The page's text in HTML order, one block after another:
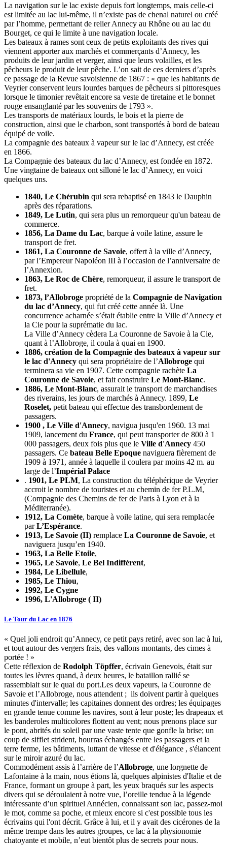
La navigation sur le lac existe depuis fort longtemps, mais celle-ci
est limitée au lac lui-même, il n’existe pas de chenal naturel ou créé
par l’homme, permettant de relier Annecy au Rhône ou au lac du
Bourget, ce qui le limite à une navigation locale.
Les bateaux à rames sont ceux de petits exploitants des rives qui
viennent apporter aux marchés et commerçants d’Annecy, les
produits de leur jardin et verger, ainsi que leurs volailles, et les
pêcheurs le produit de leur pêche. L’on sait de ces derniers d’après
ce passage de la Revue savoisienne de 1867 : « que les habitants de
Veyrier conservent leurs lourdes barques de pêcheurs si pittoresques
lorsque le timonier revêtait encore sa veste de tiretaine et le bonnet
rouge ensanglanté par les souvenirs de 1793 ».
Les transports de matériaux lourds, le bois et la pierre de
construction, ainsi que le charbon, sont transportés à bord de bateau
équipé de voile.
La compagnie des bateaux à vapeur sur le lac d’Annecy, est créée
en 1866.
La Compagnie des bateaux du lac d’Annecy, est fondée en 1872.
Une vingtaine de bateaux ont silloné le lac d’Annecy, en voici
quelques uns.
1840, Le Chérubin qui sera rebaptisé en 1843 le Dauphin
après des réparations.
1849, Le Lutin, qui sera plus un remorqueur qu'un bateau de
commerce.
1856, La Dame du Lac, barque à voile latine, assure le
transport de fret.
1861, La Couronne de Savoie, offert à la ville d’Annecy,
par l’Empereur Napoléon III à l’occasion de l’anniversaire de
l’Annexion.
1863, Le Roc de Chère, remorqueur, il assure le transport de
fret.
1873, l’Allobroge propriété de la Compagnie de Navigation
du lac d’Annecy, qui fut créé cette année là. Une
concurrence acharnée s’était établie entre la Ville d’Annecy et
la Cie pour la suprématie du lac.
La Ville d’Annecy cèdera La Couronne de Savoie à la Cie,
quant à l’Allobroge, il coula à quai en 1900.
1886, création de la Compagnie des bateaux à vapeur sur
le lac d'Annecy qui sera propriétaire de l’Allobroge qui
terminera sa vie en 1907. Cette compagnie rachète La
Couronne de Savoie, et fait construire Le Mont-Blanc.
1886, Le Mont-Blanc, assurait le transport de marchandises
des riverains, les jours de marchés à Annecy. 1899, Le
Roselet, petit bateau qui effectue des transbordement de
passagers.
1900 , Le Ville d'Annecy, navigua jusqu'en 1960. 13 mai
1909, lancement du France, qui peut transporter de 800 à 1
000 passagers, deux fois plus que le Ville d'Annecy 450
passagers. Ce bateau Belle Epoque naviguera fièrement de
1909 à 1971, année à laquelle il coulera par moins 42 m. au
large de l’Impérial Palace
. 1901, Le PLM, La construction du téléphérique de Veyrier
accroit le nombre de touristes et au chemin de fer P.L.M,
(Compagnie des Chemins de fer de Paris à Lyon et à la
Méditerranée).
1912, La Comète, barque à voile latine, qui sera remplacée
parL’Espérance.
1913, Le Savoie (II) remplace La Couronne de Savoie, et
naviguera jusqu’en 1940.
1963, La Belle Etoile,
1965, Le Savoie, Le Bel Indifférent,
1984, Le Libellule,
1985, Le Thiou,
1992, Le Cygne
1996, L'Allobroge ( II)
Le Tour du Lac en 1876
« Quel joli endroit qu’Annecy, ce petit pays retiré, avec son lac à lui,
et tout autour des vergers frais, des vallons montants, des cimes à
portée ! »
Cette réflexion de Rodolph Töpffer, écrivain Genevois, était sur
toutes les lèvres quand, à deux heures, le bataillon rallié se
rassemblait sur le quai du port.Les deux vapeurs, la Couronne de
Savoie et l’Allobroge, nous attendent ; ils doivent partir à quelques
minutes d'intervalle; les capitaines donnent des ordres; les équipages
en grande tenue comme les navires, sont à leur poste; les drapeaux et
les banderoles multicolores flottent au vent; nous prenons place sur
le pont, abrités du soleil par une vaste tente que gonfle la brise; un
coup de sifflet strident, hourras échangés entre les passagers et la
terre ferme, les bâtiments, luttant de vitesse et d'élégance , s'élancent
sur le miroir azuré du lac.
Commodément assis à l’arrière de l’Allobroge, une lorgnette de
Lafontaine à la main, nous étions là, quelques alpinistes d'Italie et de
France, formant un groupe à part, les yeux braqués sur les aspects
divers qui se déroulaient à notre vue, l’oreille tendue à la légende
intéressante d’un spirituel Annécien, connaissant son lac, passez-moi
le mot, comme sa poche, et mieux encore si c'est possible tous les
écrivains qui l'ont décrit. Grâce à lui, et il y avait des cicérones de la
même trempe dans les autres groupes, ce lac à la physionomie
chatoyante et mobile, n’eut bientôt plus de secrets pour nous.